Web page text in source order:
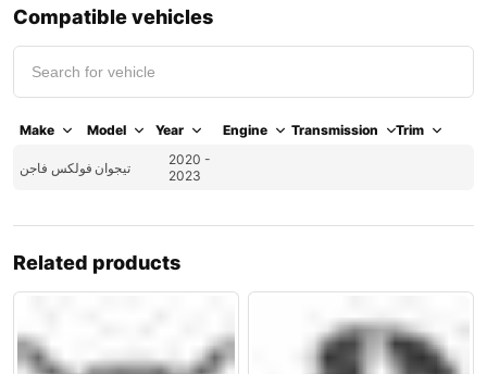
Compatible vehicles
Make Model Year Engine Transmission Trim
فولكس فاجن تيجوان
2020 -
2023
Related products